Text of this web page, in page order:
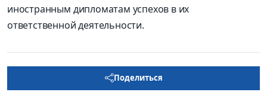
иностранным дипломатам успехов в их
ответственной деятельности.
Поделиться